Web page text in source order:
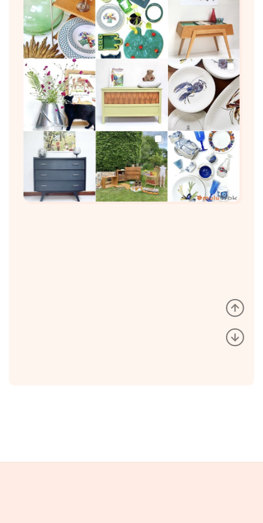
Vous videz la maison... ...muluBrok achète !
Contactez-nous : 06 07 62 86 77
Brocante en Normandie, muluBrok est à Veules
les Roses.
En savoir plus